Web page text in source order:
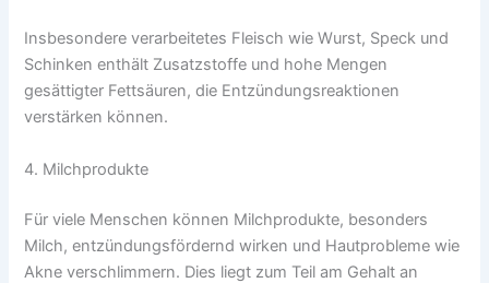
Insbesondere verarbeitetes Fleisch wie Wurst, Speck und
Schinken enthält Zusatzstoffe und hohe Mengen
gesättigter Fettsäuren, die Entzündungsreaktionen
verstärken können.
4. Milchprodukte
Für viele Menschen können Milchprodukte, besonders
Milch, entzündungsfördernd wirken und Hautprobleme wie
Akne verschlimmern. Dies liegt zum Teil am Gehalt an